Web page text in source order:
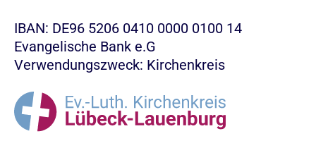
IBAN: DE96 5206 0410 0000 0100 14
Evangelische Bank e.G
Verwendungszweck: Kirchenkreis